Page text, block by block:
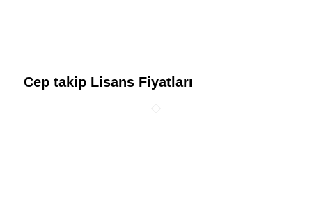
Cep takip Lisans Fiyatları